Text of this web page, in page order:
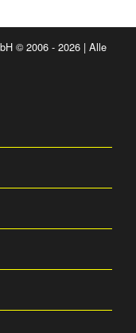
© 2006 - 2026 | Alle